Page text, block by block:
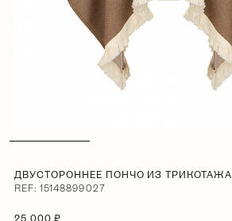
ДВУСТОРОННЕЕ ПОНЧО ИЗ ТРИКОТАЖА
REF: 15148899027
25 000 ₽